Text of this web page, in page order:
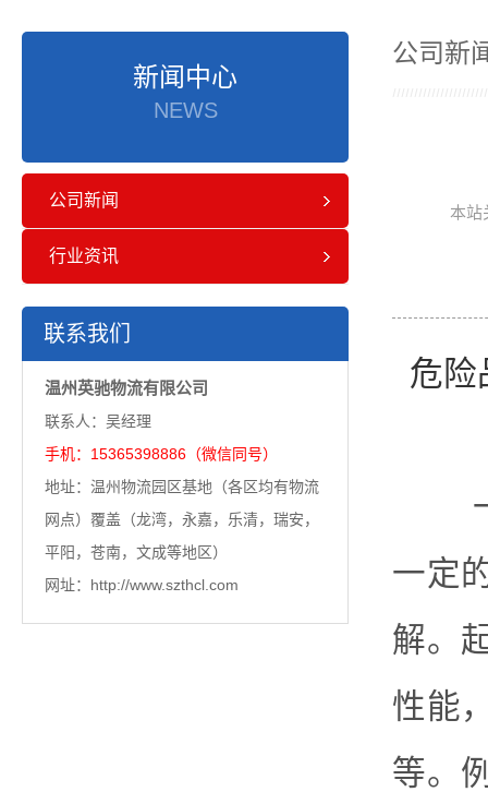
新闻中心
NEWS
公司新闻
行业资讯
联系我们
温州英驰物流有限公司
联系人：吴经理
手机：15365398886（微信同号）
地址：温州物流园区基地（各区均有物流
网点）覆盖（龙湾，永嘉，乐清，瑞安，
平阳，苍南，文成等地区）
网址：http://www.szthcl.com
公司新
本站
危
一
一定
解。
性能
等。